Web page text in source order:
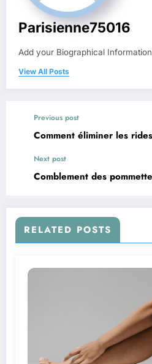
Parisienne75016
Add your Biographical
View All Posts
Previous post
Comment éliminer les
Next post
Comblement des
RELATED POSTS